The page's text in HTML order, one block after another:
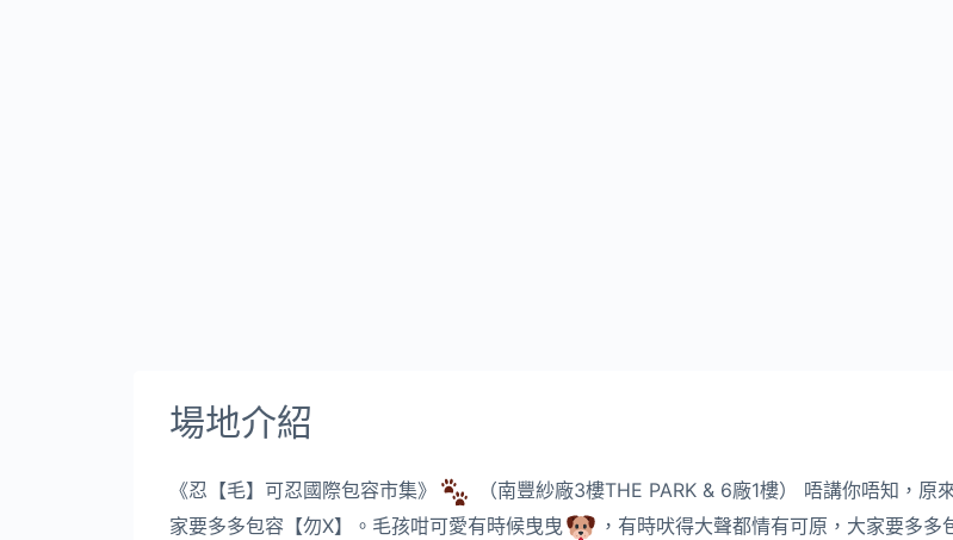
場地介紹
《忍【毛】可忍國際包容市集》 （南豐紗廠3樓THE PARK & 6廠1樓） 唔講你唔知，原
家要多多包容【勿X】。毛孩咁可愛有時候曳曳
，有時吠得大聲都情有可原，大家要多